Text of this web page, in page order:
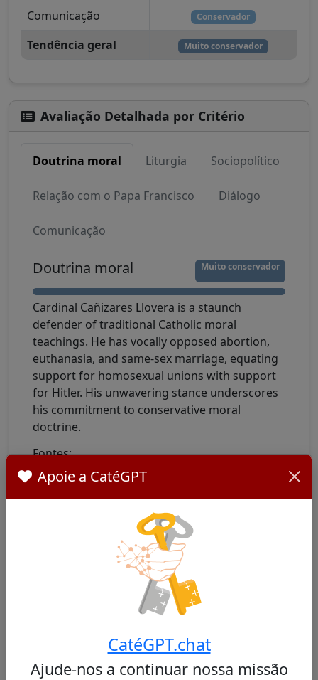
Comunicação Conservador
Tendência geral Muito conservador
Avaliação Detalhada por Critério
Doutrina moral Liturgia Sociopolítico
Relação com o Papa Francisco Diálogo
Comunicação
Doutrina moral Muito conservador
Cardinal Cañizares Llovera is a staunch
defender of traditional Catholic moral
teachings. He has vocally opposed abortion,
euthanasia, and same-sex marriage, equating
support for homosexual unions with support
for Hitler. His unwavering stance underscores
his commitment to conservative moral
doctrine.
Fontes:
Archbishop compares support for homosexual
“marriage” with support for Hitler
Spanish bishops denounce euthanasia bill
Cardeais Semelhantes
Outros cardeais de Spain
Apoie a CatéGPT
CatéGPT.chat
Ajude-nos a continuar nossa missão